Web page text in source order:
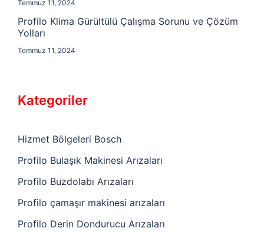
Temmuz 11, 2024
Profilo Klima Gürültülü Çalışma Sorunu ve Çözüm
Yolları
Temmuz 11, 2024
Kategoriler
Hizmet Bölgeleri Bosch
Profilo Bulaşık Makinesi Arızaları
Profilo Buzdolabı Arızaları
Profilo çamaşır makinesi arızaları
Profilo Derin Dondurucu Arızaları